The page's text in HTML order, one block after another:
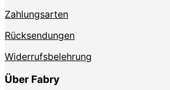
Zahlungsarten
Rücksendungen
Widerrufsbelehrung
Über Fabry